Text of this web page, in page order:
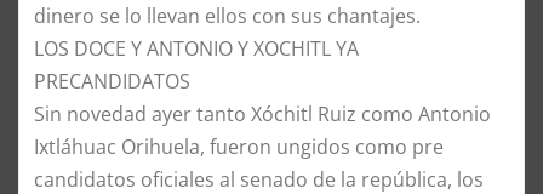
dinero se lo llevan ellos con sus chantajes.
LOS DOCE Y ANTONIO Y XOCHITL YA
PRECANDIDATOS
Sin novedad ayer tanto Xóchitl Ruiz como Antonio
Ixtláhuac Orihuela, fueron ungidos como pre
candidatos oficiales al senado de la república, los